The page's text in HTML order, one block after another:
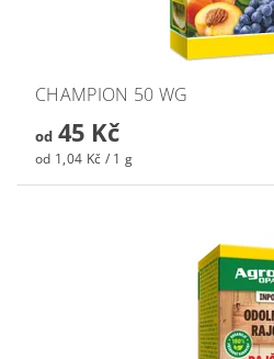
CHAMPION 50 WG
od45 Kč
od 1,04 Kč / 1 g